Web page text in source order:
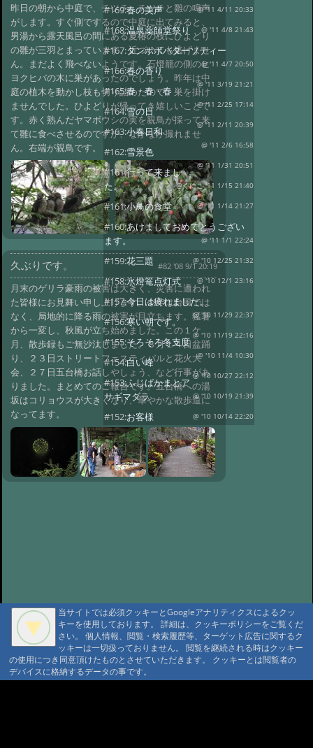
昨日の朝から中庭で、チツチ、チツチと雛の鳴声
がします。すぐ側でするので中庭に出てみると、
男湯から露天風呂の間にある夏椿の枝にひよどり
の雛が三羽とまっています。近づいても逃げませ
ん。まだよく飛べないようです。石燈籠の側のヒ
ヨクヒバの木に巣があったのでしょう。昨年は中
庭の植木を動かし枝も切り詰めたので、巣を掛け
ませんでした。ひよどりが帰ってき嬉しいことで
す。赤く熟んだヤマボウシの実を親鳥が採って来
て雛に食べさせるのですが、なかなか撮れませ
ん。右端が親鳥です。
久ぶりです。 #82 '08 9/1 20:19
月末のゲリラ豪雨の被害は大きく、災害に遭われ
た皆様にお見舞い申し上げます。今年は台風では
なく、局地的に降る雨の被害が目立ちます。猛暑
から一変し、秋風が立ち始めました。この１ケ
月、散歩録もご無沙汰しました。８月１４日盆踊
り、２３日ストリートフェスティバルと花火大
会、２７日五台橋お話しやしょう、など行事があ
りました。まとめてのご報告です。五台橋への湯
坂はコリョウスが大きくなり、華やかな散歩道に
なってます。
#169:春の美声 @ '11 4/11 20:33
#168:温泉薬師堂祭り @ '11 4/8 21:43
#167:タンポポバターソティー
@ '11 4/7 20:50
#166:春の香り
@ '11 3/19 21:21
#165:春・春・春
@ '11 2/25 17:14
#164:雪の日
@ '11 2/11 20:39
#163:小春日和
@ '11 2/6 16:58
#162:雪景色
@ '11 1/31 20:51
#161:行って来まし
た。
@くにこ '11 1/15 21:40
#161:小鳥の食堂 @ '11 1/14 21:27
#160:あけましておめでとうござい
ます。
@ '11 1/1 22:24
#159:花三題 @ '10 12/25 21:32
#158:氷燈篭点灯式 @ '10 12/1 23:16
#157:今日は疲れました。
@ '10 11/29 22:37
#156:寒い朝です。
@ '10 11/19 22:16
#155:そろそろ冬支度
@ '10 11/4 10:30
#154:白い峰
@ '10 10/27 22:12
#153:ふじばかまとア
サギマダラ
@ '10 10/19 21:39
#152:お客様 @ '10 10/14 22:20
#151:待ってました。 @ '10 9/30 22:20
#150:念願の旅 @ '10 9/13 22:36
#149:花畑(草畑）？ @ '10 9/4 21:10
@ '10 7/26 21:11
#142:記録更新
@ '10 7/22 21:06
#141: やぶかんぞう
@ '10 7/14 20:00
#140:待ち遠しい梅雨
明け
A A
A A A MountAin TRAD
セキュリティポリシー
仮予約 利用規定
当サイトでは必須クッキーとGoogleアナリティクスによるクッ
キーを使用しております。 詳細は、クッキーポリシーをご覧くだ
さい。 個人情報、閲覧・検索履歴等、ターゲット広告に関するク
ッキーは一切扱っておりません。 閲覧を継続される時はクッキー
の使用につき同意頂けたものとさせていただきます。 クッキーとは閲覧者の
デバイスに格納するデータの事です。